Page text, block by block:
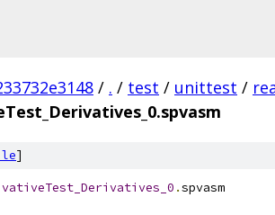
/ . / test / unittest /
]
.spvasm